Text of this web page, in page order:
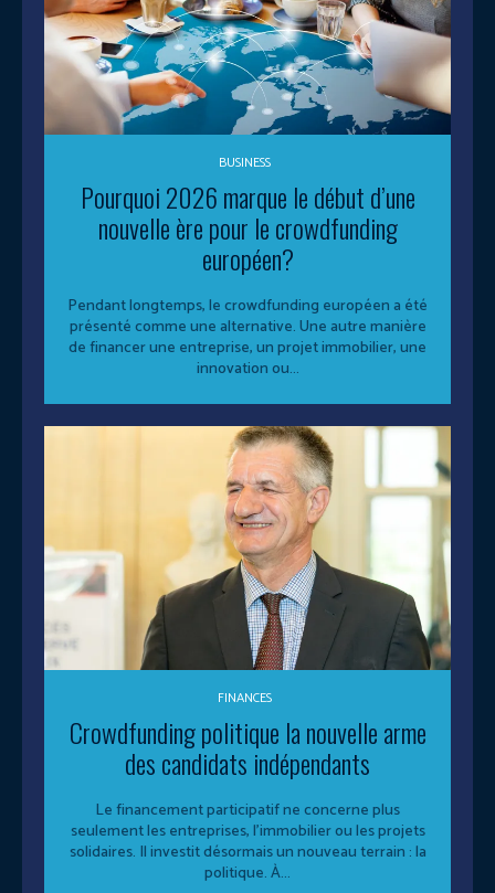
BUSINESS
Pourquoi 2026 marque le début d’une
nouvelle ère pour le crowdfunding
européen?
Pendant longtemps, le crowdfunding européen a été
présenté comme une alternative. Une autre manière
de financer une entreprise, un projet immobilier, une
innovation ou...
FINANCES
Crowdfunding politique la nouvelle arme
des candidats indépendants
Le financement participatif ne concerne plus
seulement les entreprises, l’immobilier ou les projets
solidaires. Il investit désormais un nouveau terrain : la
politique. À...